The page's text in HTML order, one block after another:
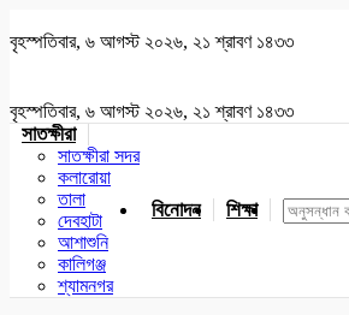
বৃহস্পতিবার, ৬ আগস্ট ২০২৬, ২১ শ্রাবণ ১৪৩৩
বৃহস্পতিবার, ৬ আগস্ট ২০২৬, ২১ শ্রাবণ ১৪৩৩
সাতক্ষীরা
সাতক্ষীরা সদর
কলারোয়া
তালা
দেবহাটা
আশাশুনি
কালিগঞ্জ
শ্যামনগর
বিনোদন শিক্ষা খেলাধুলা